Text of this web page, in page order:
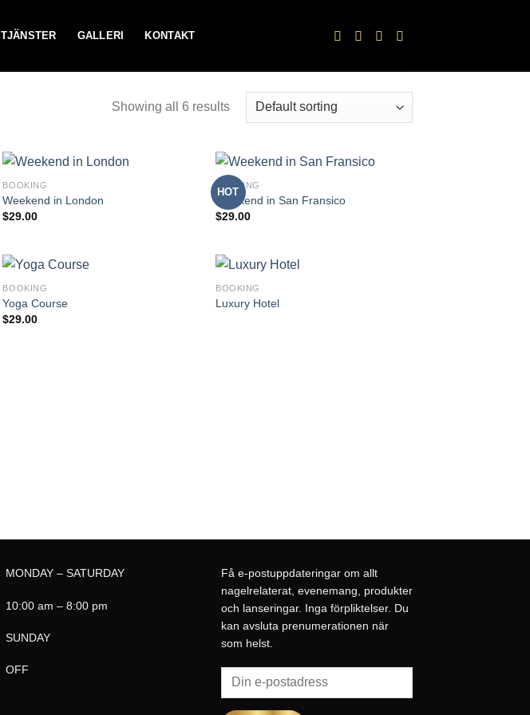
TJÄNSTER GALLERI KONTAKT
Showing all 6 results
BOOKING
Weekend in London
$29.00
HOT
BOOKING
Weekend in San Fransico
$29.00
BOOKING
Yoga Course
$29.00
BOOKING
Luxury Hotel
MONDAY – SATURDAY
10:00 am – 8:00 pm
SUNDAY
OFF
Få e-postuppdateringar om allt
nagelrelaterat, evenemang, produkter
och lanseringar. Inga förpliktelser. Du
kan avsluta prenumerationen när
som helst.